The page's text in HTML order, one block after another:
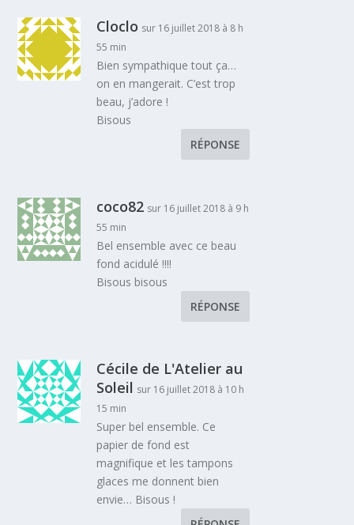
Cloclo sur 16 juillet 2018 à 8 h
55 min
Bien sympathique tout ça…
on en mangerait. C’est trop
beau, j’adore !
Bisous
RÉPONSE
coco82 sur 16 juillet 2018 à 9 h
55 min
Bel ensemble avec ce beau
fond acidulé !!!!
Bisous bisous
RÉPONSE
Cécile de L'Atelier au
Soleil sur 16 juillet 2018 à 10 h
15 min
Super bel ensemble. Ce
papier de fond est
magnifique et les tampons
glaces me donnent bien
envie… Bisous !